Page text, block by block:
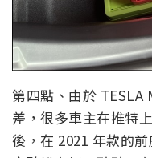
第四點、由於
差，很多車主在推特
後，在 2021 年款的